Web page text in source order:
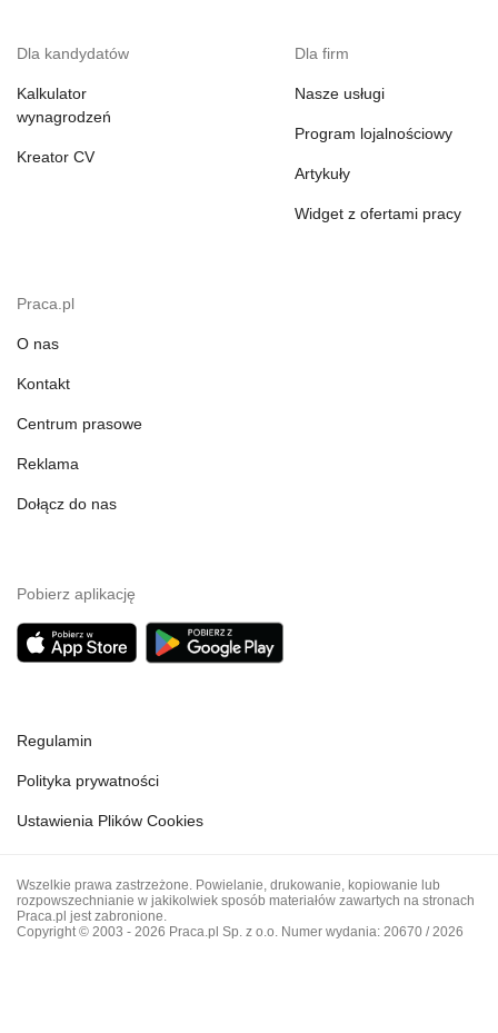
Dla kandydatów
Kalkulator
wynagrodzeń
Kreator CV
Dla firm
Nasze usługi
Program lojalnościowy
Artykuły
Widget z ofertami pracy
Praca.pl
O nas
Kontakt
Centrum prasowe
Reklama
Dołącz do nas
Pobierz aplikację
Regulamin
Polityka prywatności
Ustawienia Plików Cookies
Wszelkie prawa zastrzeżone. Powielanie, drukowanie, kopiowanie lub
rozpowszechnianie w jakikolwiek sposób materiałów zawartych na stronach
Praca.pl jest zabronione.
Copyright © 2003 - 2026 Praca.pl Sp. z o.o. Numer wydania: 20670 / 2026